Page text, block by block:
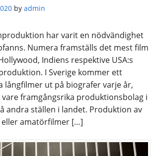
by admin
har varit en nödvändighet
Numera framställs det mest film
Indiens respektive USA:s
I Sverige kommer ett
långfilmer ut på biografer varje år,
framgångsrika produktionsbolag i
andra ställen i landet. Produktion av
amatörfilmer […]